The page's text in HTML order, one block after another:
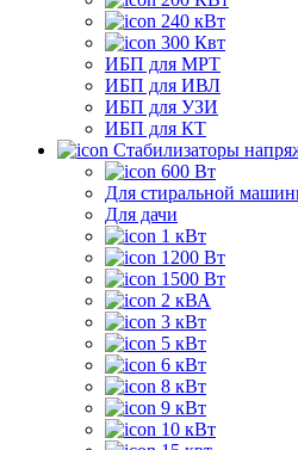
240 кВт
300 Квт
ИБП для МРТ
ИБП для ИВЛ
ИБП для УЗИ
ИБП для КТ
Стабилизаторы
600 Вт
Для стиральной
Для дачи
1 кВт
1200 Вт
1500 Вт
2 кВА
3 кВт
5 кВт
6 кВт
8 кВт
9 кВт
10 кВт